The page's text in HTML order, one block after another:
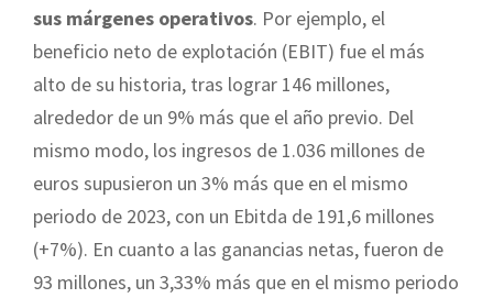
sus márgenes operativos. Por ejemplo, el
beneficio neto de explotación (EBIT) fue el más
alto de su historia, tras lograr 146 millones,
alrededor de un 9% más que el año previo. Del
mismo modo, los ingresos de 1.036 millones de
euros supusieron un 3% más que en el mismo
periodo de 2023, con un Ebitda de 191,6 millones
(+7%). En cuanto a las ganancias netas, fueron de
93 millones, un 3,33% más que en el mismo periodo